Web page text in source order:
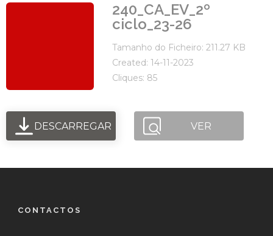
240_CA_EV_2º
ciclo_23-26
Tamanho do Ficheiro: 211.27 KB
Created: 14-11-2023
Cliques: 85
DESCARREGAR VER
CONTACTOS